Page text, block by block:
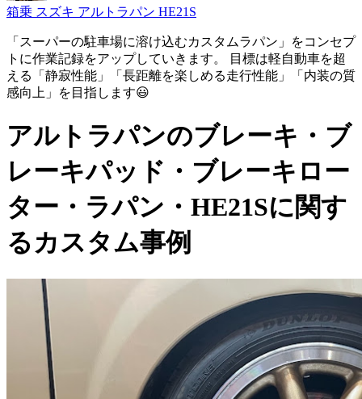
箱乗 スズキ アルトラパン HE21S
「スーパーの駐車場に溶け込むカスタムラパン」をコンセプ
トに作業記録をアップしていきます。 目標は軽自動車を超
える「静寂性能」「長距離を楽しめる走行性能」「内装の質
感向上」を目指します😃
アルトラパンのブレーキ・ブ
レーキパッド・ブレーキロー
ター・ラパン・HE21Sに関す
るカスタム事例